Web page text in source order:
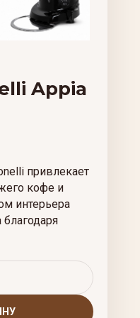
Appia
привлекает
кофе и
интерьера
благодаря